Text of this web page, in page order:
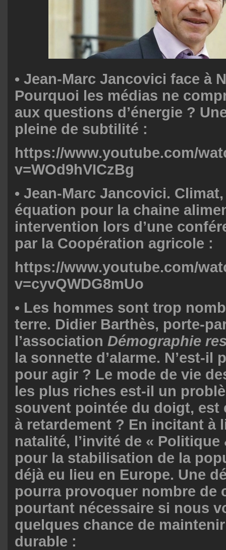
• Jean-Marc Jancovici face à
Pourquoi les médias ne
aux questions d’énergie ?
pleine de subtilité :
https://www.youtube.com/
v=WOd9hVICzBg
• Jean-Marc Jancovici.
équation pour la chaine
intervention lors d’une
par la Coopération agricole :
https://www.youtube.com/
v=cyvQWDG8mUo
• Les hommes sont trop
terre. Didier Barthès, porte-
l’association Démographie
la sonnette d’alarme. N’est-il
pour agir ? Le mode de vie
les plus riches est-il un
souvent pointée du doigt, est
à retardement ? En incitant à
natalité, l’invité de « Politique
pour la stabilisation de la
déjà eu lieu en Europe. Une
pourra provoquer nombre de
pourtant nécessaire si nous
quelques chance de
durable :